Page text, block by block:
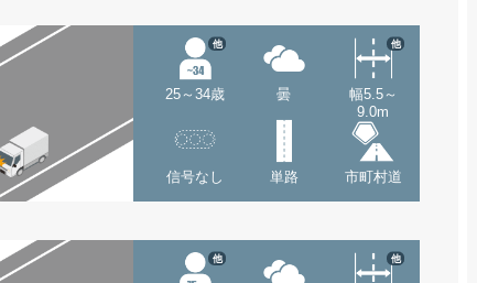
25～34歳
他
曇
幅5.5～
9.0m
他
信号なし 単路 市町村道
他 他